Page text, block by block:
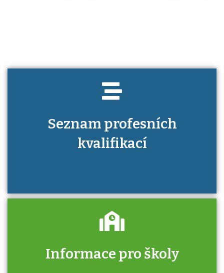
Seznam profesních
kvalifikací
Informace pro školy
Zjistěte, jak se přihlásit ke zkoušce a kde